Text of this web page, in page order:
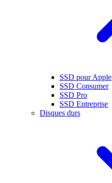
SSD pour Apple
SSD Consumer
SSD Pro
SSD Entreprise
Disques durs